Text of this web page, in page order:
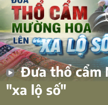
Đưa thổ cẩm
"xa lộ số"